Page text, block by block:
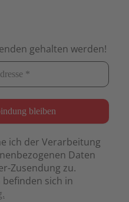
gehalten werden!
ich der Verarbeitung
Daten
Zusendung zu.
sich in